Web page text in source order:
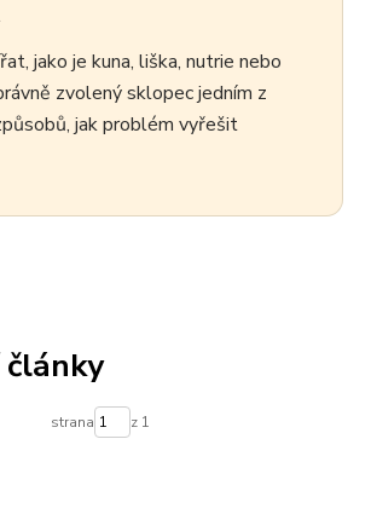
jako je kuna, liška, nutrie nebo
zvolený sklopec jedním z
jak problém vyřešit
články
strana z 1